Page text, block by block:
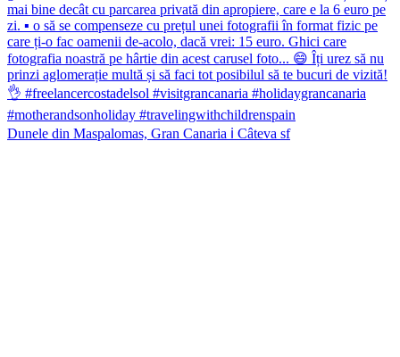
Dunele din Maspalomas, Gran Canaria ℹ️ Câteva sf